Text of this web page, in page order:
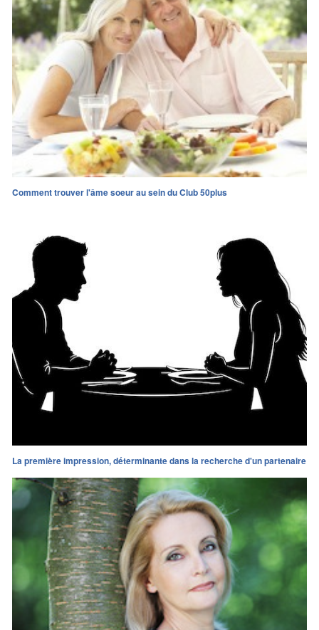
Comment trouver l'âme soeur au sein du Club 50plus
La première impression, déterminante dans la recherche d'un partenaire